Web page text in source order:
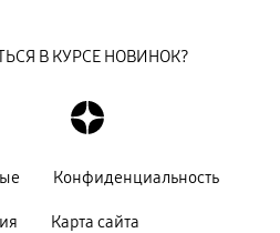
Конфиденциальность
Карта сайта
В КУРСЕ НОВИНОК?